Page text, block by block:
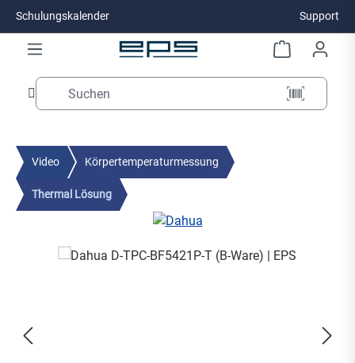
Zum Hauptinhalt springen
Schulungskalender Support
Video Körpertemperaturmessung
Thermal Lösung
Bildergalerie überspringen